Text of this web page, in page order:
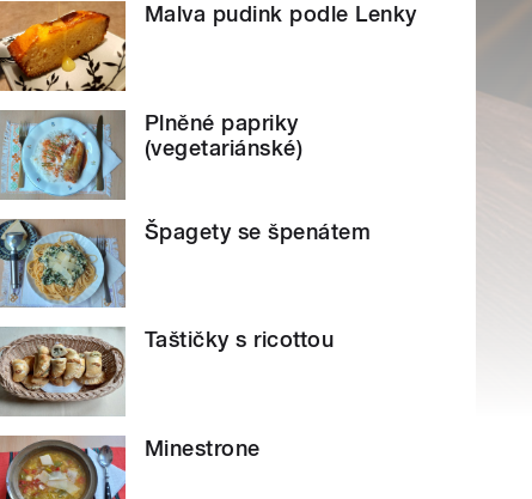
Malva pudink podle Lenky
Plněné papriky
(vegetariánské)
Špagety se špenátem
Taštičky s ricottou
Minestrone